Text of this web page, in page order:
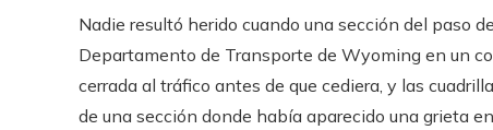
Nadie resultó herido cuando una sección del paso
Departamento de Transporte de Wyoming en un
cerrada al tráfico antes de que cediera, y las
de una sección donde había aparecido una grieta